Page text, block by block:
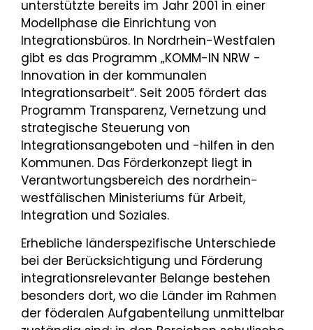
unterstützte bereits im Jahr 2001 in einer
Modellphase die Einrichtung von
Integrationsbüros. In Nordrhein-Westfalen
gibt es das Programm „KOMM-IN NRW -
Innovation in der kommunalen
Integrationsarbeit“. Seit 2005 fördert das
Programm Transparenz, Vernetzung und
strategische Steuerung von
Integrationsangeboten und -hilfen in den
Kommunen. Das Förderkonzept liegt in
Verantwortungsbereich des nordrhein-
westfälischen Ministeriums für Arbeit,
Integration und Soziales.
Erhebliche länderspezifische Unterschiede
bei der Berücksichtigung und Förderung
integrationsrelevanter Belange bestehen
besonders dort, wo die Länder im Rahmen
der föderalen Aufgabenteilung unmittelbar